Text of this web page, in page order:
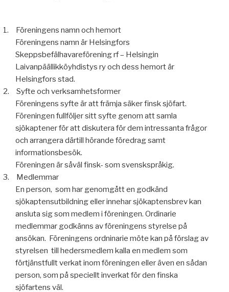
1.
Föreningens namn och hemort
Föreningens namn är Helsingfors
Skeppsbefälhavareförening rf – Helsingin
Laivanpäällikköyhdistys ryoch dess hemort är
Helsingfors stad.
2.
Syfte och verksamhetsformer
Föreningens syfte är att främja säker finsk sjöfart.
Föreningen fullföljer sitt syfte genom att samla
sjökaptener för att diskutera för dem intressanta frågor
och arrangera därtill hörande föredrag samt
informationsbesök.
Föreningen är såväl finsk- som svenskspråkig.
3.
Medlemmar
En person, som har genomgått en godkänd
sjökaptensutbildning eller innehar sjökaptensbrev kan
ansluta sig som medlem i föreningen. Ordinarie
medlemmar godkänns av föreningens styrelse på
ansökan. Föreningens ordninarie möte kan på förslag av
styrelsen till hedersmedlem kalla en medlem som
förtjänstfullt verkat inom föreningen eller även en sådan
person, som på speciellt inverkat för den finska
sjöfartens väl.